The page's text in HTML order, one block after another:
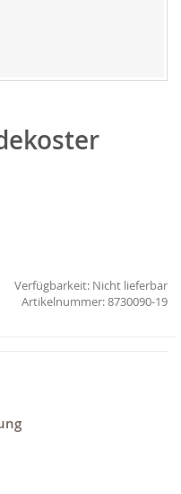
Verfügbarkeit: Nicht lieferbar
8730090-19